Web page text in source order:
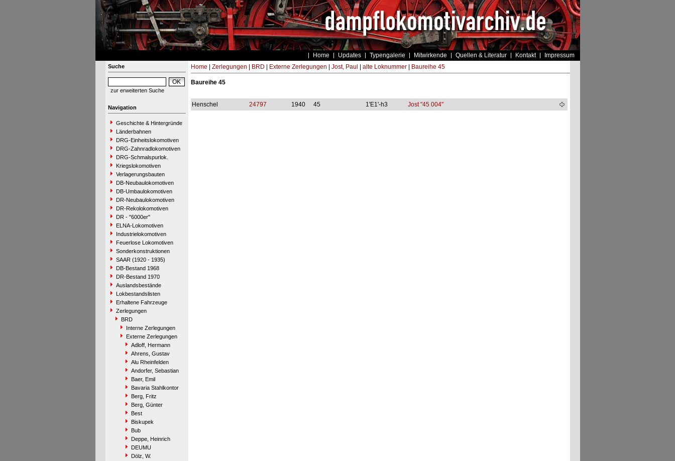
Home Updates Typengalerie Mitwirkende Quellen & Literatur Kontakt Impressum
Suche
zur erweiterten Suche
Navigation
Geschichte & Hintergründe
Länderbahnen
DRG-Einheitslokomotiven
DRG-Zahnradlokomotiven
DRG-Schmalspurlok.
Kriegslokomotiven
Verlagerungsbauten
DB-Neubaulokomotiven
DB-Umbaulokomotiven
DR-Neubaulokomotiven
DR-Rekolokomotiven
DR - "6000er"
ELNA-Lokomotiven
Industrielokomotiven
Feuerlose Lokomotiven
Sonderkonstruktionen
SAAR (1920 - 1935)
DB-Bestand 1968
DR-Bestand 1970
Auslandsbestände
Lokbestandslisten
Erhaltene Fahrzeuge
Zerlegungen
BRD
Interne Zerlegungen
Externe Zerlegungen
Adloff, Hermann
Ahrens, Gustav
Alu Rheinfelden
Andorfer, Sebastian
Baer, Emil
Bavaria Stahlkontor
Berg, Fritz
Berg, Günter
Best
Biskupek
Bub
Deppe, Heinrich
DEUMU
Dölz, W.
Home Zerlegungen BRD Externe Zerlegungen Jost, Paul alte Loknummer| Baureihe 45
Baureihe 45
Henschel 24797 1940 45 1'E1'-h3 Jost "45 004"